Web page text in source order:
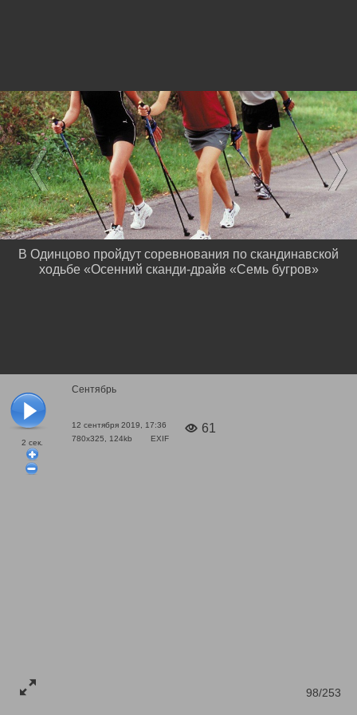
2 сек.
Сентябрь
12 сентября 2019, 17:36
780x325, 124kb
EXIF
61
98/253
В Одинцово пройдут соревнования по скандинавской
ходьбе «Осенний сканди-драйв «Семь бугров»